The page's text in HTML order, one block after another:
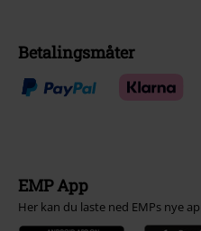
Betalingsmåter
EMP App
Her kan du laste ned EMPs nye